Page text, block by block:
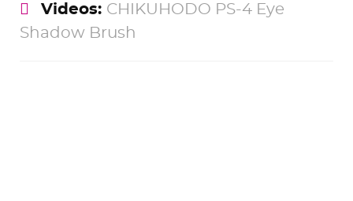
Videos: CHIKUHODO PS-4 Eye
Shadow Brush